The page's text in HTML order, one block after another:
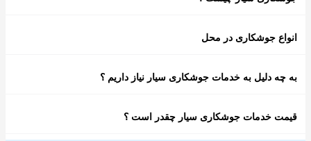
انواع جوشکاری در محل
به چه دلیل به خدمات جوشکاری سیار نیاز داریم ؟
قیمت خدمات جوشکاری سیار چقدر است ؟